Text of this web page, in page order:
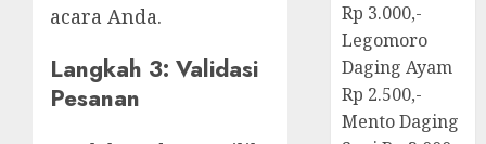
acara Anda.
Langkah 3: Validasi
Pesanan
Rp 3.000,-
Legomoro
Daging Ayam
Rp 2.500,-
Mento Daging